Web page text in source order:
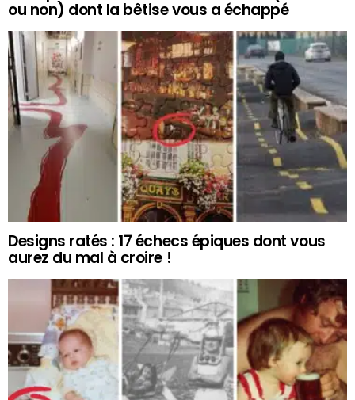
ou non) dont la bêtise vous a échappé
Designs ratés : 17 échecs épiques dont vous
aurez du mal à croire !